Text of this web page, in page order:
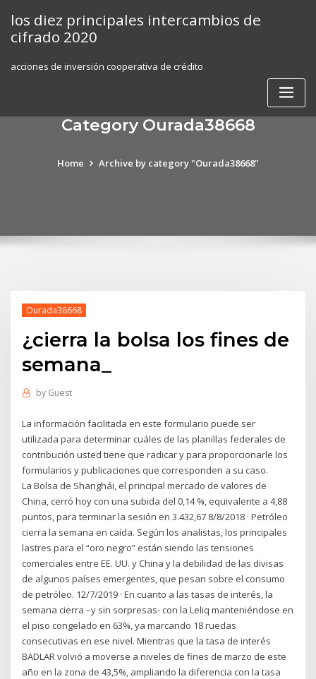
content
los diez principales intercambios de
cifrado 2020
acciones de inversión cooperativa de crédito
Category Ourada38668
Home Archive by category "Ourada38668"
Ourada38668
¿cierra la bolsa los fines de
semana_
by Guest
La información facilitada en este formulario puede ser
utilizada para determinar cuáles de las planillas federales de
contribución usted tiene que radicar y para proporcionarle los
formularios y publicaciones que corresponden a su caso.
La Bolsa de Shanghái, el principal mercado de valores de
China, cerró hoy con una subida del 0,14 %, equivalente a 4,88
puntos, para terminar la sesión en 3.432,67 8/8/2018 · Petróleo
cierra la semana en caída. Según los analistas, los principales
lastres para el “oro negro” están siendo las tensiones
comerciales entre EE. UU. y China y la debilidad de las divisas
de algunos países emergentes, que pesan sobre el consumo
de petróleo. 12/7/2019 · En cuanto a las tasas de interés, la
semana cierra –y sin sorpresas- con la Leliq manteniéndose en
el piso congelado en 63%, ya marcando 18 ruedas
consecutivas en ese nivel. Mientras que la tasa de interés
BADLAR volvió a moverse a niveles de fines de marzo de este
año en la zona de 43,5%, ampliando la diferencia con la tasa